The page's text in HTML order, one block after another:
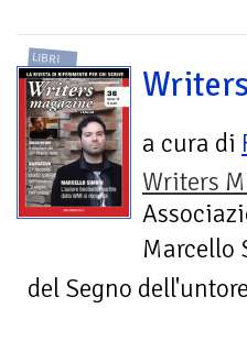
LIBRI
a cura di
Writers
Marcello
del Segno dell'untore